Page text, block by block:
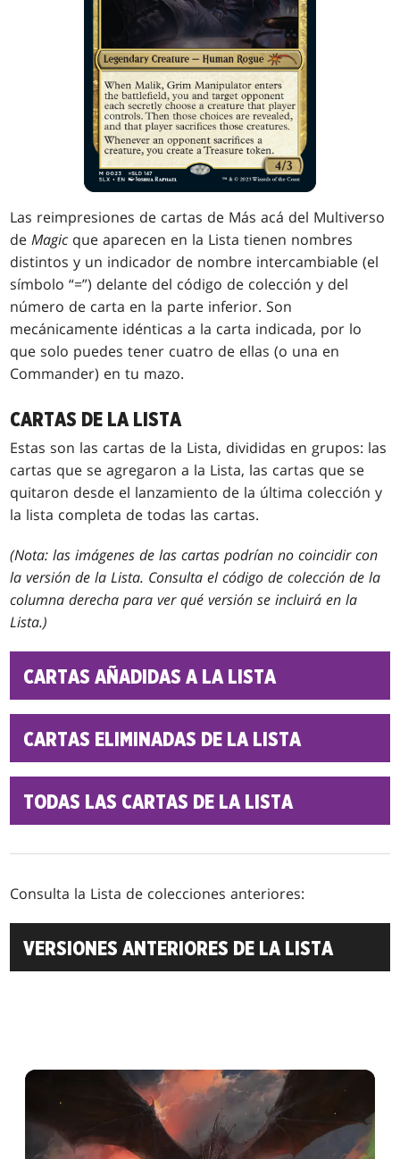
Las reimpresiones de cartas de Más acá del Multiverso
deMagic que aparecen en la Lista tienen nombres
distintos y un indicador de nombre intercambiable (el
símbolo “=”) delante del código de colección y del
número de carta en la parte inferior. Son
mecánicamente idénticas a la carta indicada, por lo
que solo puedes tener cuatro de ellas (o una en
Commander) en tu mazo.
CARTAS DE LA LISTA
Estas son las cartas de la Lista, divididas en grupos: las
cartas que se agregaron a la Lista, las cartas que se
quitaron desde el lanzamiento de la última colección y
la lista completa de todas las cartas.
(Nota: las imágenes de las cartas podrían no coincidir con
la versión de la Lista. Consulta el código de colección de la
columna derecha para ver qué versión se incluirá en la
Lista.)
CARTAS AÑADIDAS A LA LISTA
CARTAS ELIMINADAS DE LA LISTA
TODAS LAS CARTAS DE LA LISTA
Consulta la Lista de colecciones anteriores:
VERSIONES ANTERIORES DE LA LISTA